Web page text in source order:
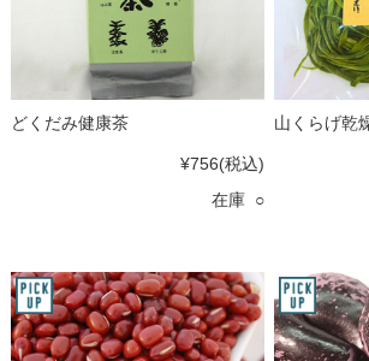
どくだみ健康茶
¥756(税込)
在庫 ○
山くらげ乾